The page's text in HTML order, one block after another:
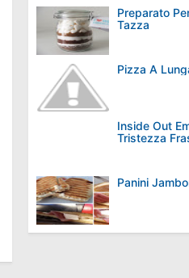
Preparato
Tazza
Pizza A
Inside Out
Tristezza
Panini